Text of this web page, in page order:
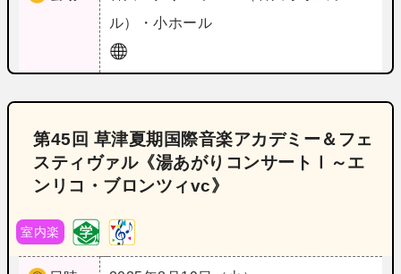
ル）・小ホール
第45回 草津夏期国際音楽アカデミー＆フェ
スティヴァル《湯あがりコンサートⅠ～エ
ンリコ・ブロンツィvc》
室内楽